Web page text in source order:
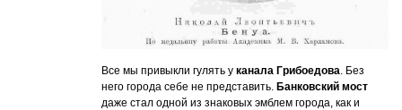
Все мы привыкли гулять уканала Грибоедова . Без
него города себе не представить.Банковский мост
даже стал одной из знаковых эмблем города, как и